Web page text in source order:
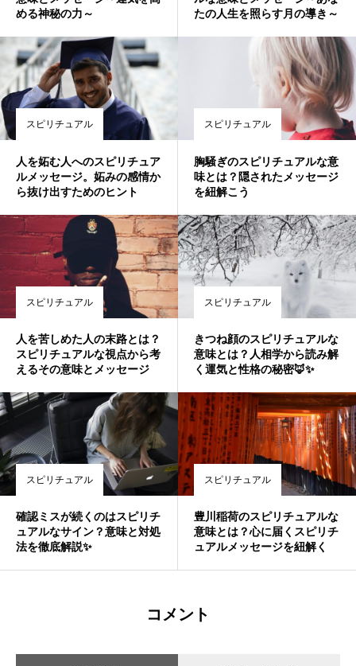
める神秘の力～
たの人生を照らす月の導き～
スピリチュアル
人を妬む人へのスピリチュア
ルメッセージ。妬みの感情か
ら抜け出すためのヒント
スピリチュアル
胸騒ぎのスピリチュアルな意
味とは？隠されたメッセージ
を紐解こう
スピリチュアル
人を苦しめた人の末路とは？
スピリチュアルな視点から考
えるその意味とメッセージ
スピリチュアル
きつね顔のスピリチュアルな
意味とは？人相学から読み解
く運気と性格の秘密🦊✨
スピリチュアル
確認ミスが続くのはスピリチ
ュアルなサイン？意味と対処
法を徹底解説✨
スピリチュアル
豊川稲荷のスピリチュアルな
意味とは？心に届くスピリチ
ュアルメッセージを紐解く
コメント